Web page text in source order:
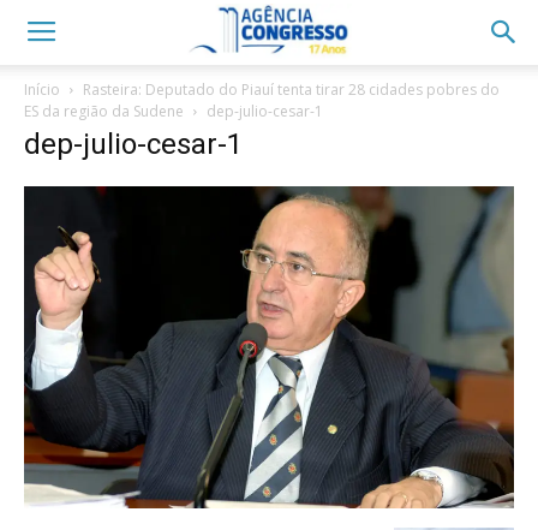
Início
Rasteira: Deputado do Piauí tenta tirar 28 cidades pobres do
ES da região da Sudene
dep-julio-cesar-1
dep-julio-cesar-1